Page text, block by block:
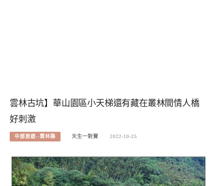
雲林古坑】華山園區小天梯還有藏在叢林間情人橋
好刺激
中部旅遊--雲林縣 天生一對寶 2022-10-25